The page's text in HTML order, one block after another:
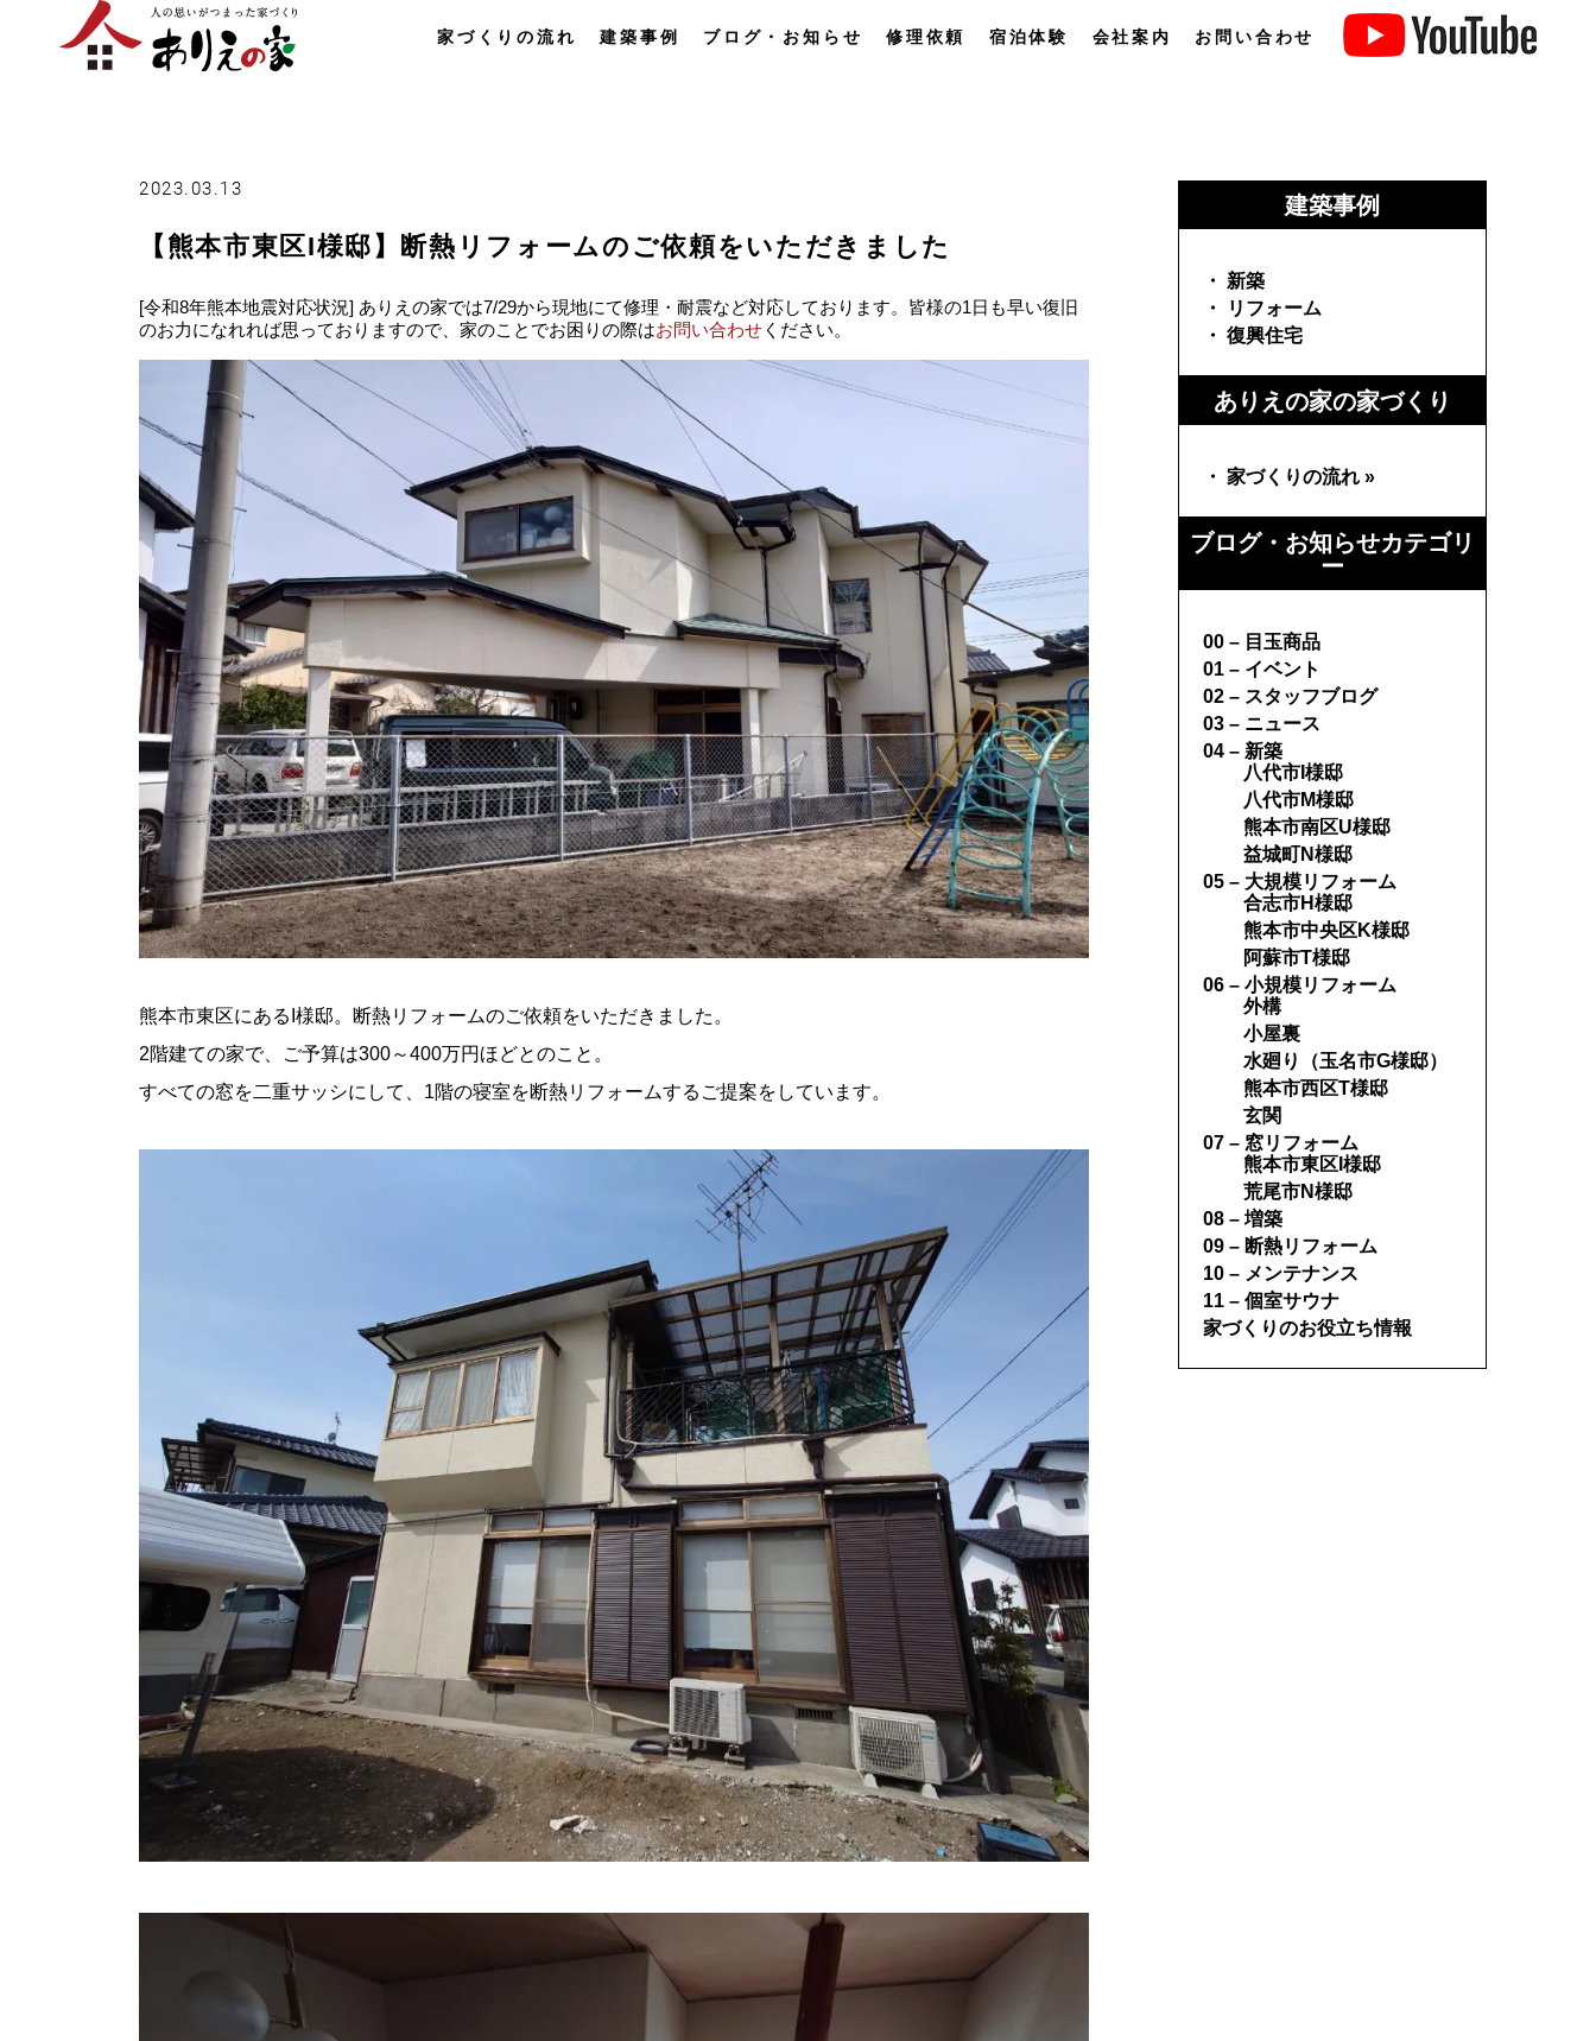
家づくりの流れ 建築事例 ブログ・お知らせ 修理依頼 宿泊体験 会社案内 お問い合わせ
2023.03.13
【熊本市東区I様邸】断熱リフォームのご依頼をいただきました
[令和8年熊本地震対応状況] ありえの家では7/29から現地にて修理・耐震など対応しております。皆様の1日も早い復旧
のお力になれれば思っておりますので、家のことでお困りの際はお問い合わせ ください。
熊本市東区にあるI様邸。断熱リフォームのご依頼をいただきました。
2階建ての家で、ご予算は300～400万円ほどとのこと。
すべての窓を二重サッシにして、1階の寝室を断熱リフォームするご提案をしています。
建築事例
・ 新築
・ リフォーム
・ 復興住宅
ありえの家の家づくり
・ 家づくりの流れ »
ブログ・お知らせカテゴリ
ー
00 – 目玉商品
01 – イベント
02 – スタッフブログ
03 – ニュース
04 – 新築
八代市I様邸
八代市M様邸
熊本市南区U様邸
益城町N様邸
05 – 大規模リフォーム
合志市H様邸
熊本市中央区K様邸
阿蘇市T様邸
06 – 小規模リフォーム
外構
小屋裏
水廻り（玉名市G様邸）
熊本市西区T様邸
玄関
07 – 窓リフォーム
熊本市東区I様邸
荒尾市N様邸
08 – 増築
09 – 断熱リフォーム
10 – メンテナンス
11 – 個室サウナ
家づくりのお役立ち情報